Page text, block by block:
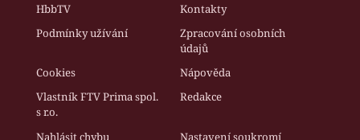
HbbTV
Kontakty
Podmínky užívání
Zpracování osobních
údajů
Cookies
Nápověda
Vlastník FTV Prima spol.
s r.o.
Redakce
Nahlásit chybu Nastavení soukromí